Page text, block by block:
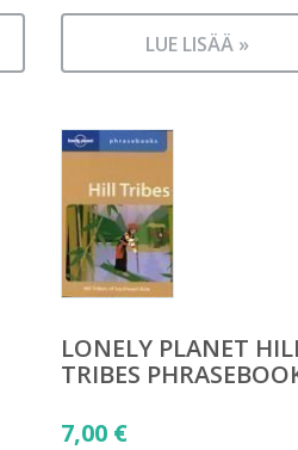
LUE LISÄÄ »
LONELY PLANET
TRIBES
7,00 €